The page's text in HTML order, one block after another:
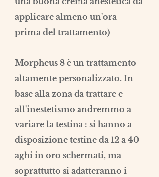
applicare almeno un'ora
prima del trattamento)
Morpheus 8 è un trattamento
altamente personalizzato. In
base alla zona da trattare e
all'inestetismo andremmo a
variare la testina : si hanno a
disposizione testine da 12 a 40
aghi in oro schermati, ma
soprattutto si adatteranno i